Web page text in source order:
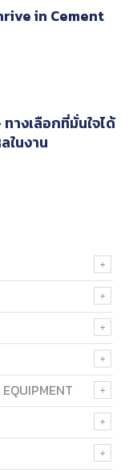
in Cement
างเลือกที่มั่นใจได้
ในงาน